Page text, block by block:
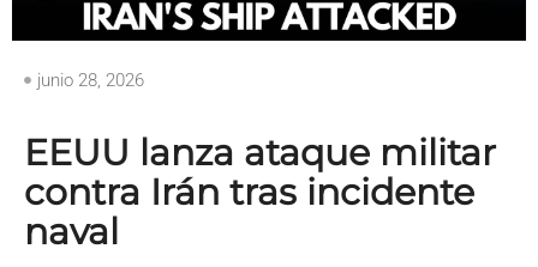
junio 28, 2026
EEUU lanza ataque militar
contra Irán tras incidente
naval